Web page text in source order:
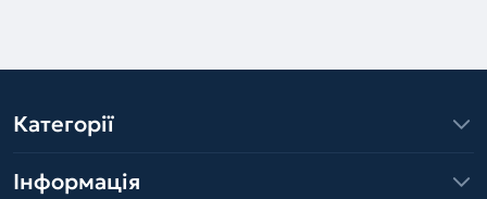
Категорії
Інформація